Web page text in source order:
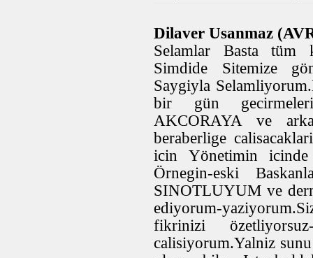
Dilaver Usanmaz
Selamlar Basta tüm
Simdide Sitemize
Saygiyla
bir gün
AKCORAYA ve
beraberlige
icin Yönetimin icinde
Örnegin-eski
SINOTLUYUM ve
ediyorum-
fikrinizi
calisiyorum.Yalniz